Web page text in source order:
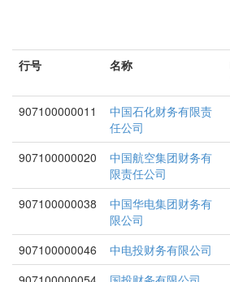
行号 名称
907100000011
中国石化财务有限责
任公司
907100000020
中国航空集团财务有
限责任公司
907100000038
中国华电集团财务有
限公司
907100000046 中电投财务有限公司